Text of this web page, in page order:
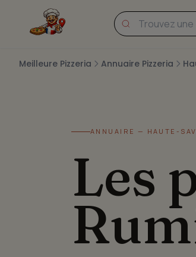
Meilleure Pizzeria Annuaire Pizzeria
ANNUAIRE — HAUTE-
Les